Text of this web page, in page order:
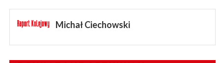
Michał Ciechowski